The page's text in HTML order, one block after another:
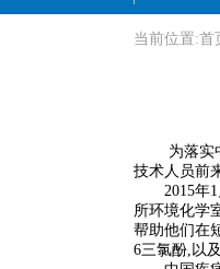
当前位置:首
为落实中
技术人员前
2015年1
所环境化学
帮助他们在
6三氯酚,以